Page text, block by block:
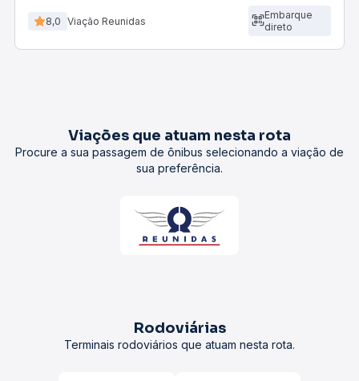
8,0 Viação Reunidas
Embarque
direto
Viações que atuam nesta rota
Procure a sua passagem de ônibus selecionando a viação de
sua preferência.
Rodoviárias
Terminais rodoviários que atuam nesta rota.